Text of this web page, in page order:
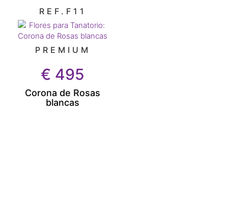
REF.F11
PREMIUM
€ 495
Corona de Rosas
blancas